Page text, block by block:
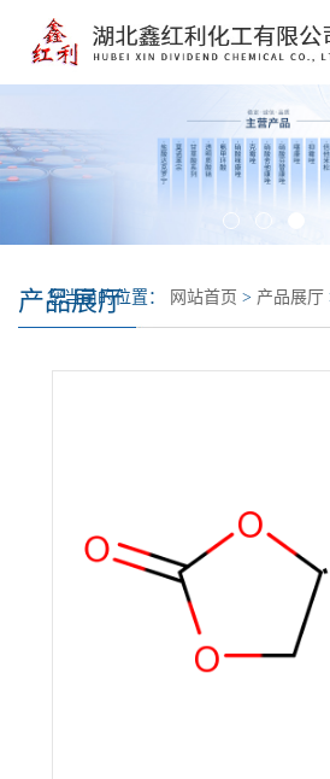
产品展厅
您当前的位置： 网站首页 > 产品展厅